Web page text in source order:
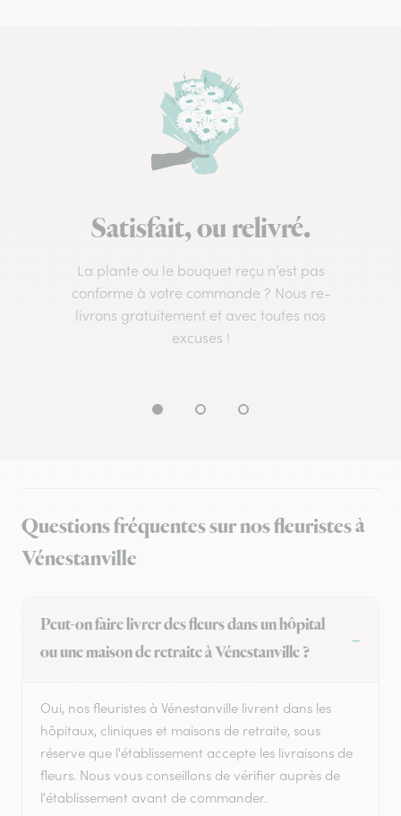
Satisfait, ou relivré.
La plante ou le bouquet reçu n’est pas
conforme à votre commande ? Nous re-
livrons gratuitement et avec toutes nos
excuses !
Questions fréquentes sur nos fleuristes à
Vénestanville
Peut-on faire livrer des fleurs dans un hôpital
ou une maison de retraite à Vénestanville ?
Oui, nos fleuristes à Vénestanville livrent dans les
hôpitaux, cliniques et maisons de retraite, sous
réserve que l'établissement accepte les livraisons de
fleurs. Nous vous conseillons de vérifier auprès de
l'établissement avant de commander.